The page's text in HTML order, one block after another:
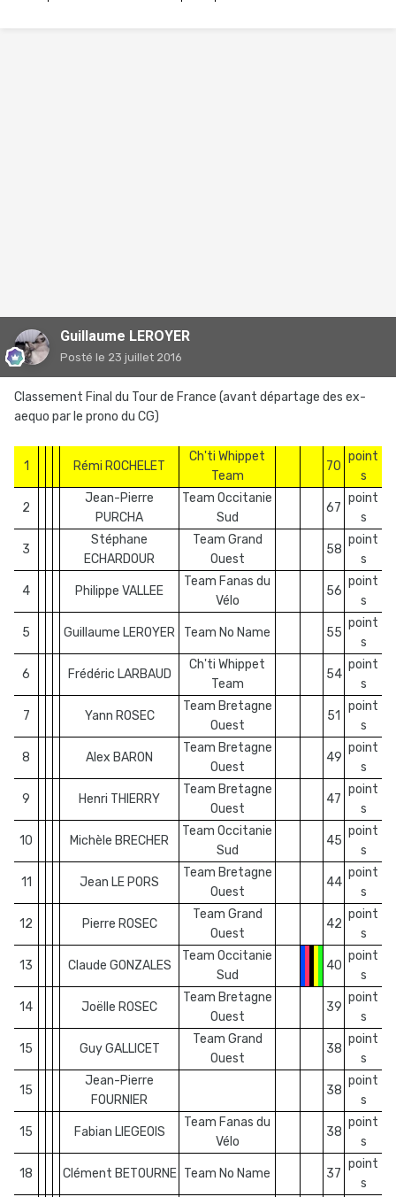
Guillaume LEROYER
Posté le 23 juillet 2016
Classement Final du Tour de France (avant départage des ex-
aequo par le prono du CG)
1 Rémi ROCHELET
Ch'ti Whippet
Team
70
point
s
2
Jean-Pierre
PURCHA
Team Occitanie
Sud
67
point
s
3
Stéphane
ECHARDOUR
Team Grand
Ouest
58
point
s
4 Philippe VALLEE
Team Fanas du
Vélo
56
point
s
5 Guillaume LEROYER Team No Name 55
point
s
6 Frédéric LARBAUD
Ch'ti Whippet
Team
54
point
s
7 Yann ROSEC
Team Bretagne
Ouest
51
point
s
8 Alex BARON
Team Bretagne
Ouest
49
point
s
9 Henri THIERRY
Team Bretagne
Ouest
47
point
s
10 Michèle BRECHER
Team Occitanie
Sud
45
point
s
11 Jean LE PORS
Team Bretagne
Ouest
44
point
s
12 Pierre ROSEC
Team Grand
Ouest
42
point
s
13 Claude GONZALES
Team Occitanie
Sud
40
point
s
14 Joëlle ROSEC
Team Bretagne
Ouest
39
point
s
15 Guy GALLICET
Team Grand
Ouest
38
point
s
15
Jean-Pierre
FOURNIER
38
point
s
15 Fabian LIEGEOIS
Team Fanas du
Vélo
38
point
s
18 Clément BETOURNE Team No Name 37
point
s